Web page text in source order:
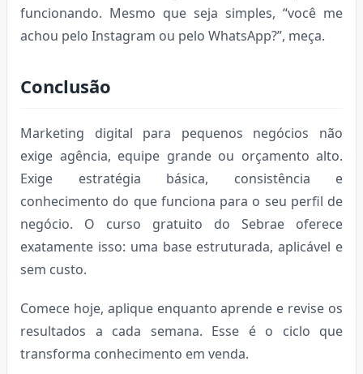
funcionando. Mesmo que seja simples, “você me
achou pelo Instagram ou pelo WhatsApp?”, meça.
Conclusão
Marketing digital para pequenos negócios não
exige agência, equipe grande ou orçamento alto.
Exige estratégia básica, consistência e
conhecimento do que funciona para o seu perfil de
negócio. O curso gratuito do Sebrae oferece
exatamente isso: uma base estruturada, aplicável e
sem custo.
Comece hoje, aplique enquanto aprende e revise os
resultados a cada semana. Esse é o ciclo que
transforma conhecimento em venda.